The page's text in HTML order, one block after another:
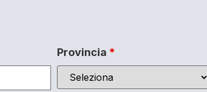
Provincia *